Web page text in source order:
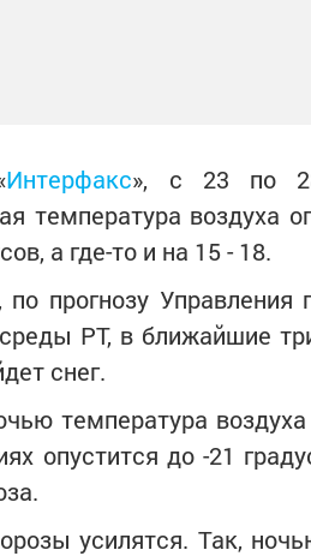
Интерфакс», с 23 по
температура воздуха
а где-то и на 15 - 18.
по прогнозу Управления
РТ, в ближайшие
снег.
температура
опустится до -21
усилятся. Так,